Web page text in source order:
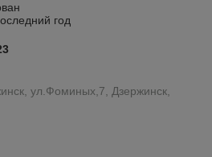
год
ул.Фоминых,7, Дзержинск,